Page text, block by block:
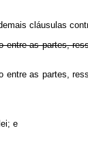
cláusulas
as partes,
as partes,
e